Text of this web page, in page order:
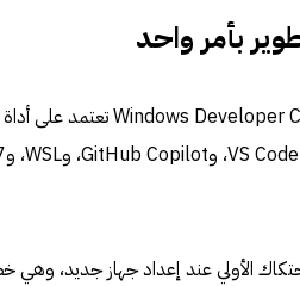
بأمر واحد
الأولي عند إعداد جهاز جديد، وهي